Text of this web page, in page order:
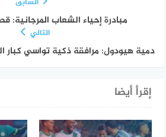
مبادرة إحياء الشعاب
التالي
دمية هيودول: مرافقة ذكية تواسي كبار
إقرأ أيضا